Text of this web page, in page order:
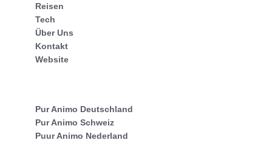
Reisen
Tech
Über Uns
Kontakt
Website
Pur Animo Deutschland
Pur Animo Schweiz
Puur Animo Nederland